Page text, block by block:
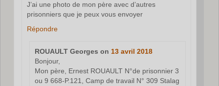
J’ai une photo de mon père avec d’autres
prisonniers que je peux vous envoyer
Répondre
ROUAULT Georges on 13 avril 2018
Bonjour,
Mon père, Ernest ROUAULT N°de prisonnier 3
ou 9 668-P.121, Camp de travail N° 309 Stalag